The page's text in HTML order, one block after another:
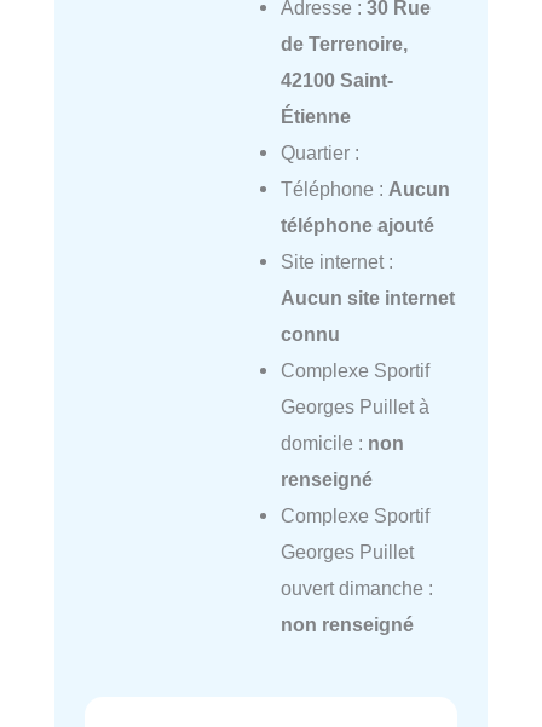
Adresse : 30 Rue
de Terrenoire,
42100 Saint-
Étienne
Quartier :
Téléphone : Aucun
téléphone ajouté
Site internet :
Aucun site internet
connu
Complexe Sportif
Georges Puillet à
domicile : non
renseigné
Complexe Sportif
Georges Puillet
ouvert dimanche :
non renseigné